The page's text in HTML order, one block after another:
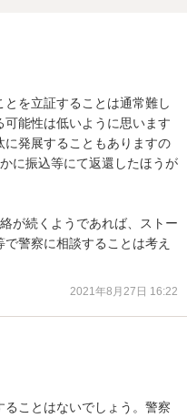
を立証することは通常難し
能性は低いように思います
発展することもありますの
に振込等にて返還したほうが
が続くようであれば、ストー
警察に相談することは考え
2021年8月27日 16:22
ことはないでしょう。警察